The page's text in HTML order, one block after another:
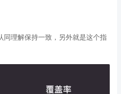
同理解保持一致，另外就是这个指